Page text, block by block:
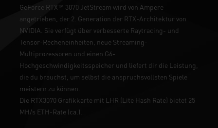
GeForce RTX™ 3070 JetStream wird von Ampere
angetrieben, der 2. Generation der RTX-Architektur von
NVIDIA. Sie verfügt über verbesserte Raytracing- und
Tensor-Recheneinheiten, neue Streaming-
Multiprozessoren und einen G6-
Hochgeschwindigkeitsspeicher und liefert dir die Leistung,
die du brauchst, um selbst die anspruchsvollsten Spiele
meistern zu können.
Die RTX3070 Grafikkarte mit LHR (Lite Hash Rate) bietet 25
MH/s ETH-Rate (ca.).